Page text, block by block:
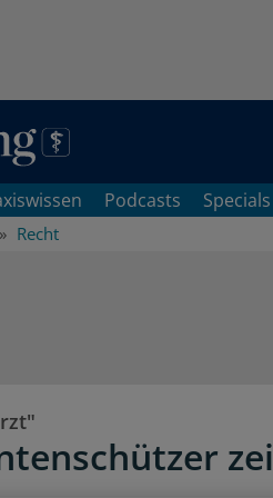
Podcasts Specials
Recht